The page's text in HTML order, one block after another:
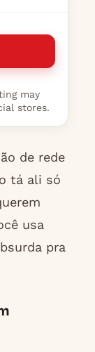
may
stores.
de rede
tá ali só
usa
pra